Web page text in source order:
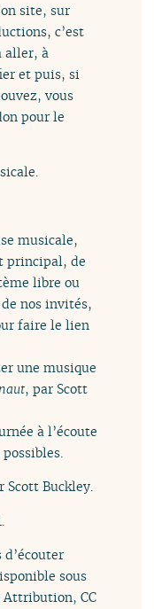
site, sur
c’est
aller, à
et puis, si
vous
pour le
musicale,
principal, de
libre ou
nos invités,
faire le lien
une musique
, par Scott
à l’écoute
Scott Buckley.
d’écouter
sous
Attribution, CC